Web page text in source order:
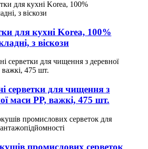
для кухні Korea, 100%
з віскози
серветки для чищення з
маси PP, важкі, 475 шт.
промислових серветок